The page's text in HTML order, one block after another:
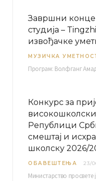
Завршни
студија –
извођачке
МУЗИЧКА
Конкурс за
Републици
смештај и
школску 2026/
ОБАВЕШТЕЊА 23/